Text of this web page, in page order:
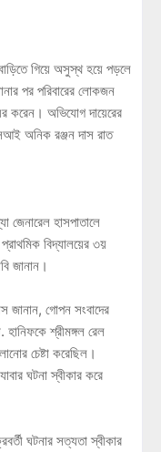
গিয়ে অসুস্থ হয়ে পড়লে
পর পরিবারের লোকজন
করেন। অভিযোগ দায়েরের
অনিক রঞ্জন দাস রাত
জেনারেল হাসপাতালে
বিদ্যালয়ের ৩য়
জানান।
জানান, গোপন সংবাদের
শ্রীমঙ্গল রেল
চেষ্টা করেছিল।
ঘটনা স্বীকার করে
ঘটনার সত্যতা স্বীকার